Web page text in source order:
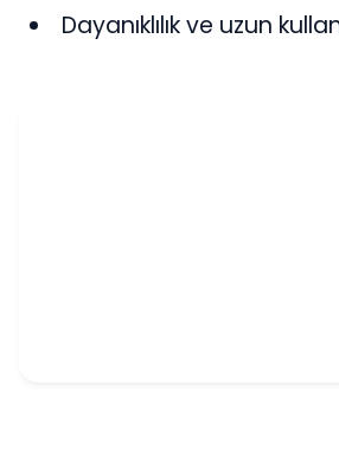
Dayanıklılık ve uzun